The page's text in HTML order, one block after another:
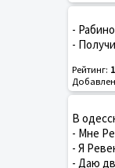
-
-
Рейтинг:
В
- Мне
- Я
- Даю